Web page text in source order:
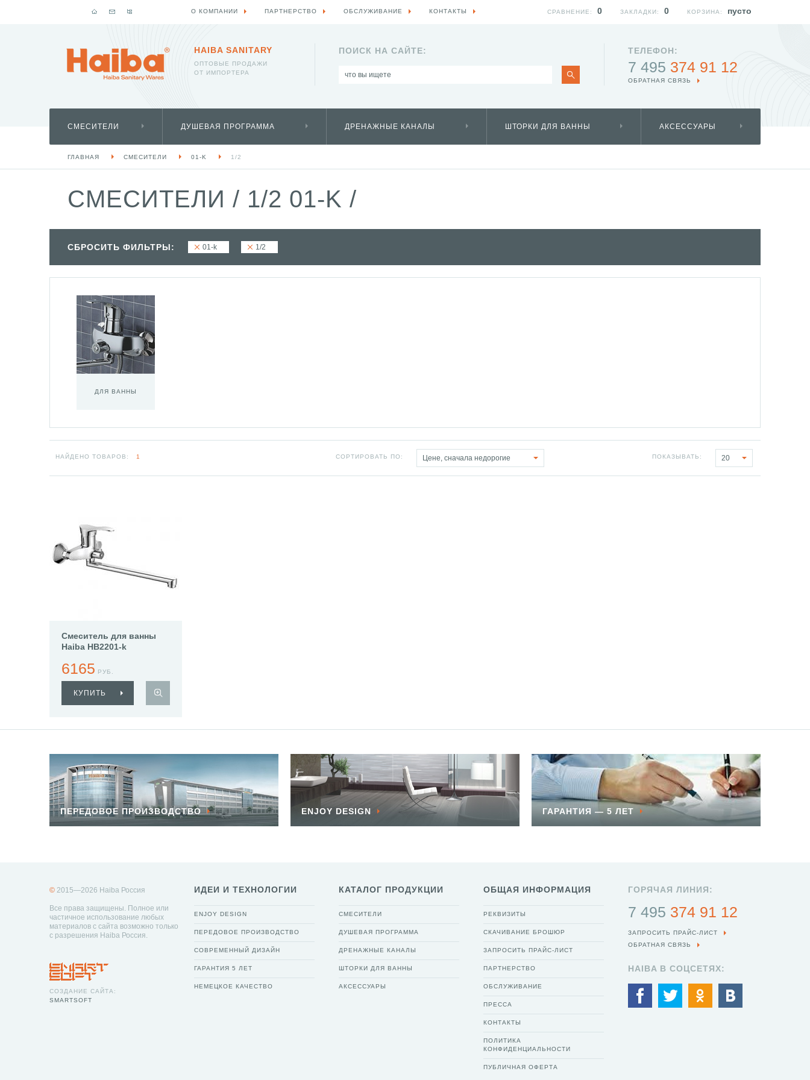
HAIBA SANITARY
ОПТОВЫЕ ПРОДАЖИ
ОТ ИМПОРТЕРА
ПОИСК НА САЙТЕ: ТЕЛЕФОН:
7 495 374 91 12
ОБРАТНАЯ СВЯЗЬ
СМЕСИТЕЛИ ДУШЕВАЯ ПРОГРАММА ДРЕНАЖНЫЕ КАНАЛЫ ШТОРКИ ДЛЯ ВАННЫ АКСЕССУАРЫ
ГЛАВНАЯ СМЕСИТЕЛИ 01-K 1/2
СМЕСИТЕЛИ / 1/2 01-K /
СБРОСИТЬ ФИЛЬТРЫ: 01-k 1/2
ДЛЯ ВАННЫ
НАЙДЕНО ТОВАРОВ: 1 СОРТИРОВАТЬ ПО: Цене, сначала недорогие ПОКАЗЫВАТЬ: 20
Смеситель для ванны
Haiba HB2201-k
6165 РУБ.
КУПИТЬ
ПЕРЕДОВОЕ ПРОИЗВОДСТВО ENJOY DESIGN ГАРАНТИЯ — 5 ЛЕТ
© 2015—2026 Haiba Россия
Все права защищены. Полное или
частичное использование любых
материалов с сайта возможно только
с разрешения Haiba Россия.
СОЗДАНИЕ САЙТА:
SMARTSOFT
ИДЕИ И ТЕХНОЛОГИИ
ENJOY DESIGN
ПЕРЕДОВОЕ ПРОИЗВОДСТВО
СОВРЕМЕННЫЙ ДИЗАЙН
ГАРАНТИЯ 5 ЛЕТ
НЕМЕЦКОЕ КАЧЕСТВО
КАТАЛОГ ПРОДУКЦИИ
СМЕСИТЕЛИ
ДУШЕВАЯ ПРОГРАММА
ДРЕНАЖНЫЕ КАНАЛЫ
ШТОРКИ ДЛЯ ВАННЫ
АКСЕССУАРЫ
ОБЩАЯ ИНФОРМАЦИЯ
РЕКВИЗИТЫ
СКАЧИВАНИЕ БРОШЮР
ЗАПРОСИТЬ ПРАЙС-ЛИСТ
ПАРТНЕРСТВО
ОБСЛУЖИВАНИЕ
ПРЕССА
КОНТАКТЫ
ПОЛИТИКА
КОНФИДЕНЦИАЛЬНОСТИ
ПУБЛИЧНАЯ ОФЕРТА
ГОРЯЧАЯ ЛИНИЯ:
7 495 374 91 12
ЗАПРОСИТЬ ПРАЙС-ЛИСТ
ОБРАТНАЯ СВЯЗЬ
HAIBA В СОЦСЕТЯХ:
О КОМПАНИИ ПАРТНЕРСТВО ОБСЛУЖИВАНИЕ КОНТАКТЫ КОРЗИНА: пусто
ЗАКЛАДКИ: 0
СРАВНЕНИЕ: 0